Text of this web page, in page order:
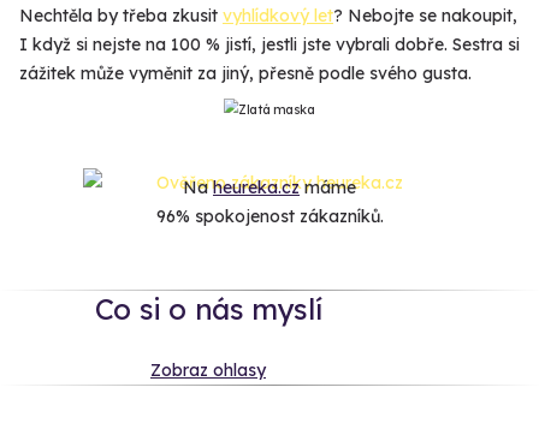
Nechtěla by třeba zkusit vyhlídkový let? Nebojte se nakoupit,
I když si nejste na 100 % jistí, jestli jste vybrali dobře. Sestra si
zážitek může vyměnit za jiný, přesně podle svého gusta.
Naheureka.czmáme
96% spokojenost zákazníků.
Co si o nás myslí
Zobraz ohlasy